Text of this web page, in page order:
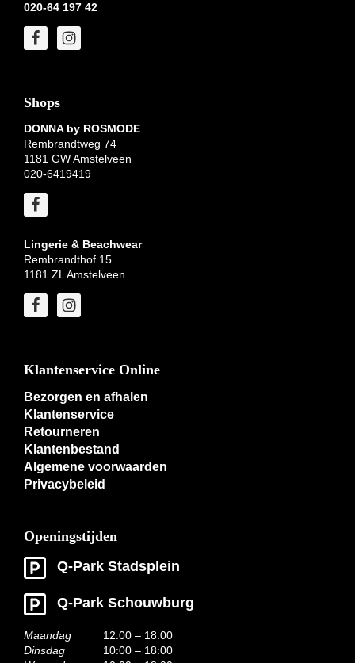
020-64 197 42
Shops
DONNA by ROSMODE
Rembrandtweg 74
1181 GW Amstelveen
020-6419419
Lingerie & Beachwear
Rembrandthof 15
1181 ZL Amstelveen
Klantenservice Online
Bezorgen en afhalen
Klantenservice
Retourneren
Klantenbestand
Algemene voorwaarden
Privacybeleid
Openingstijden
Q-Park Stadsplein
Q-Park Schouwburg
Maandag
12:00 – 18:00
Dinsdag
10:00 – 18:00